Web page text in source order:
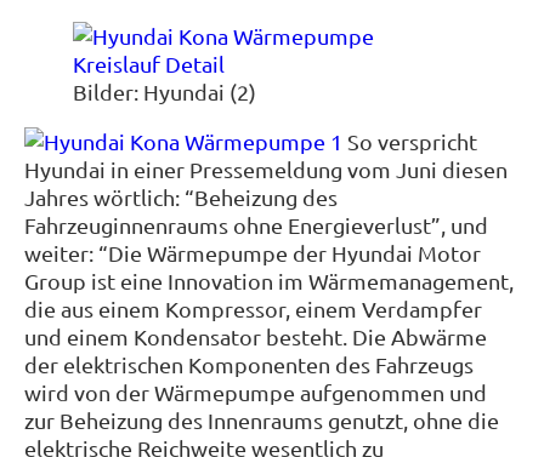
Bilder: Hyundai (2)
So verspricht
Hyundai in einer Pressemeldung vom Juni diesen
Jahres wörtlich: “Beheizung des
Fahrzeuginnenraums ohne Energieverlust”, und
weiter: “Die Wärmepumpe der Hyundai Motor
Group ist eine Innovation im Wärmemanagement,
die aus einem Kompressor, einem Verdampfer
und einem Kondensator besteht. Die Abwärme
der elektrischen Komponenten des Fahrzeugs
wird von der Wärmepumpe aufgenommen und
zur Beheizung des Innenraums genutzt, ohne die
elektrische Reichweite wesentlich zu